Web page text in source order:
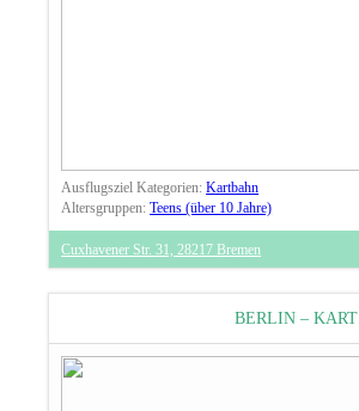
Ausflugsziel Kategorien:Kartbahn
Altersgruppen:Teens (über 10 Jahre)
Cuxhavener Str. 31, 28217 Bremen
BERLIN – KART